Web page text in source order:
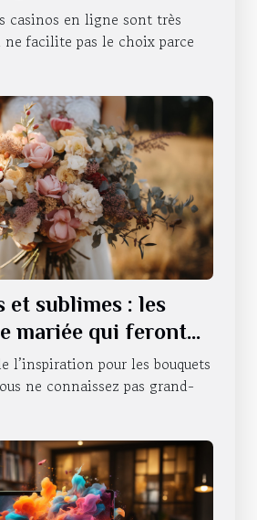
casinos en ligne sont très
ne facilite pas le choix parce
et sublimes : les
mariée qui feront
cœur tout au long
l’inspiration pour les bouquets
ne connaissez pas grand-